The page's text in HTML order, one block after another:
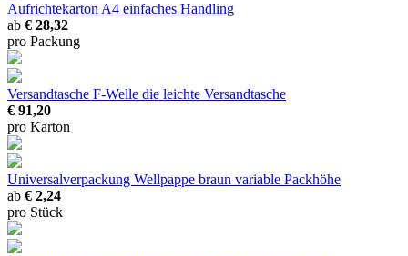
Aufrichtekarton A4 einfaches Handling
ab € 28,32
pro Packung
Versandtasche F-Welle die leichte Versandtasche
€ 91,20
pro Karton
Universalverpackung Wellpappe braun variable Packhöhe
ab € 2,24
pro Stück